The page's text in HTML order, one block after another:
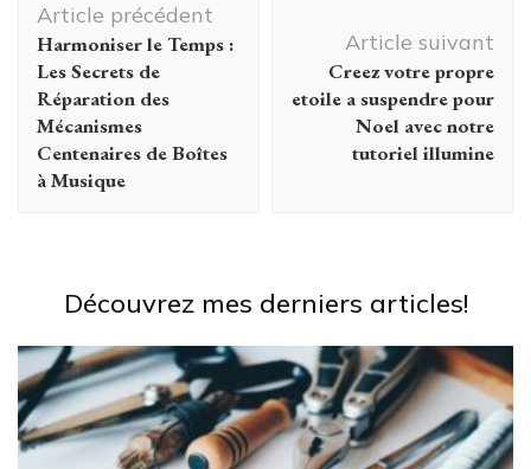
matériaux
pour
débutants et
experts
d'article
Article précédent
Harmoniser le Temps :
Les Secrets de
Réparation des
Mécanismes
Centenaires de Boîtes
à Musique
Article suivant
Creez votre propre
etoile a suspendre pour
Noel avec notre
tutoriel illumine
Découvrez mes derniers articles!